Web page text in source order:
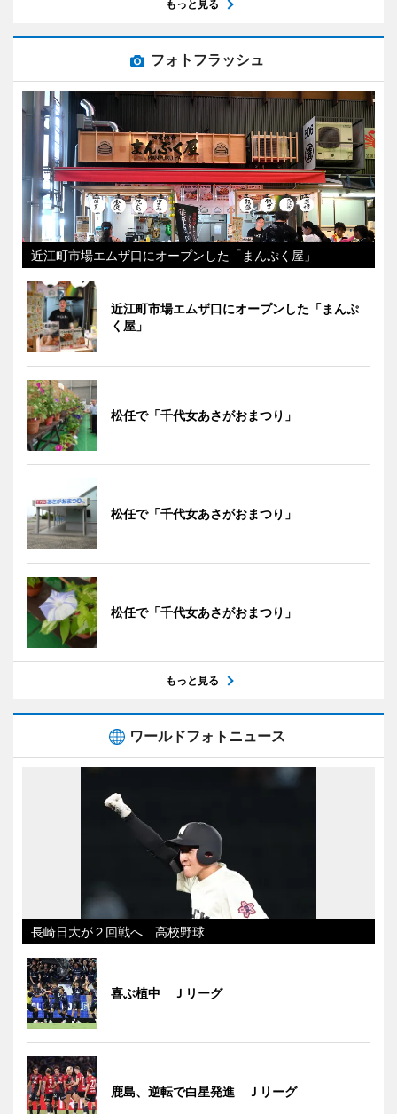
もっと見る
フォトフラッシュ
近江町市場エムザ口にオープンした「まんぷく屋」
近江町市場エムザ口にオープンした「まんぷ
く屋」
松任で「千代女あさがおまつり」
松任で「千代女あさがおまつり」
松任で「千代女あさがおまつり」
もっと見る
ワールドフォトニュース
長崎日大が２回戦へ 高校野球
喜ぶ植中 Ｊリーグ
鹿島、逆転で白星発進 Ｊリーグ